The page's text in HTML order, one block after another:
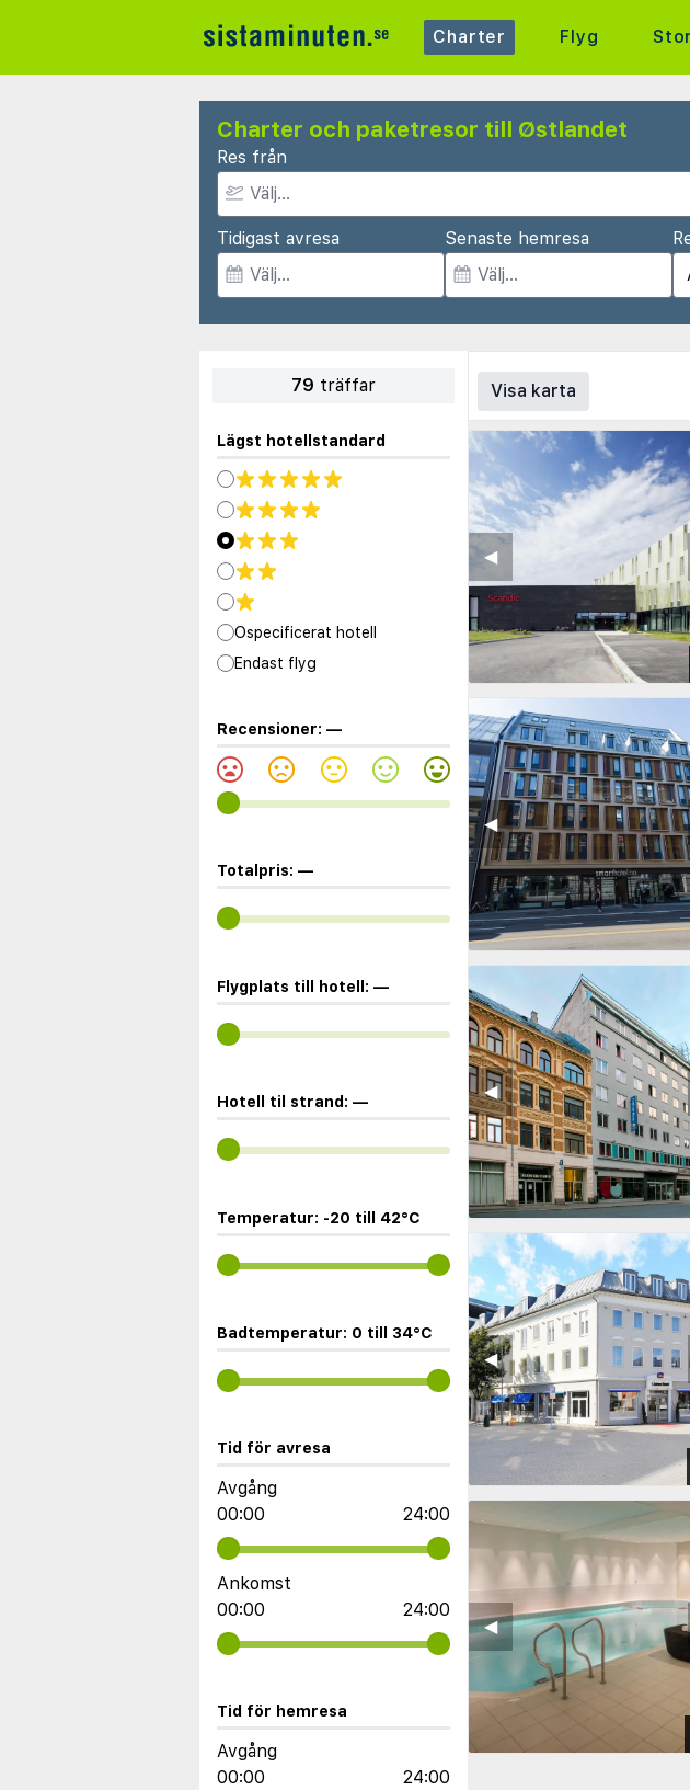
Charter Flyg
Charter och paketresor till Østlandet
Res från
Tidigast avresa Senaste hemresa
79 träffar
Lägst hotellstandard
Ospecificerat hotell
Endast flyg
Recensioner: —
Totalpris: —
Flygplats till hotell: —
Hotell til strand: —
Temperatur: -20 till 42°C
Badtemperatur: 0 till 34°C
Tid för avresa
Avgång
00:00
24:00
Ankomst
00:00
24:00
Tid för hemresa
Avgång
00:00
24:00
Visa karta
◀︎
◀︎
◀︎
◀︎
◀︎